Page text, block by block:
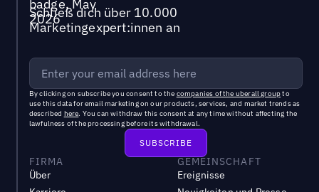
Schließ dich über 10.000
Marketingexpert:innen an
By clicking on subscribe you consent to the companies of the uberall groupto
use this data for email marketing on our products, services, and market trends as
described here. You can withdraw this consent at any time without affecting the
lawfulness of the processing before its withdrawal.
FIRMA
Über
GEMEINSCHAFT
Ereignisse